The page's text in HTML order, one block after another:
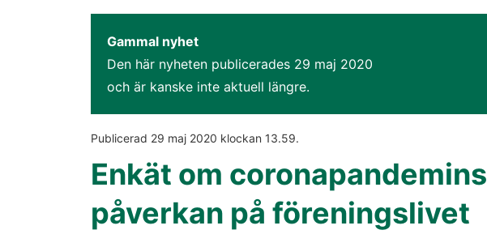
Gammal nyhet
Den här nyheten publicerades 29 maj 2020
och är kanske inte aktuell längre.
Publicerad 29 maj 2020 klockan 13.59.
Enkät om coronapandemins
påverkan på föreningslivet